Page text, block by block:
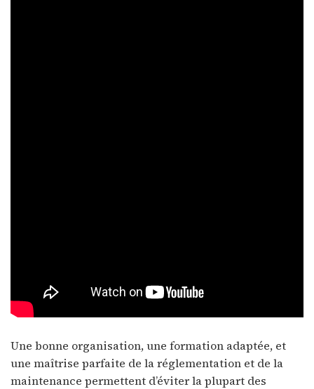
Une bonne organisation, une formation adaptée, et
une maîtrise parfaite de la réglementation et de la
maintenance permettent d’éviter la plupart des